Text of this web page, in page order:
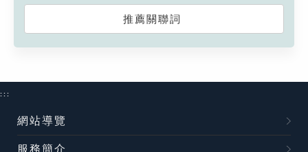
推薦關聯詞
:::
網站導覽
服務簡介